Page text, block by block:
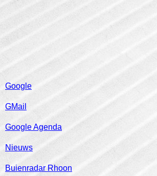
Google
GMail
Google Agenda
Nieuws
Buienradar Rhoon